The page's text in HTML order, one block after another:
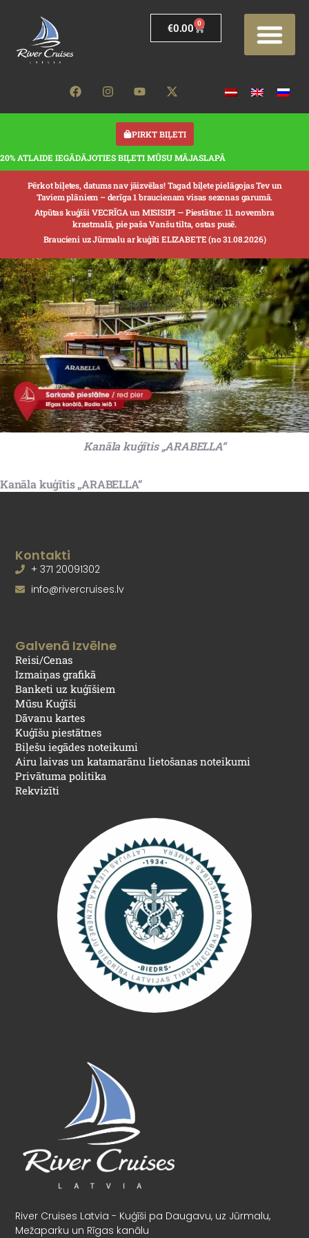
€0.00 0
PIRKT BIĻETI
20% ATLAIDE IEGĀDĀJOTIES BIĻETI MŪSU MĀJASLAPĀ
Pērkot biļetes, datums nav jāizvēlas! Tagad biļete pielāgojas Tev un
Taviem plāniem – derīga 1 braucienam visas sezonas garumā.
Atpūtas kuģīši VECRĪGA un MISISIPI —Piestātne: 11. novembra
krastmalā, pie paša Vanšu tilta, ostas pusē.
Braucieni uz Jūrmalu ar kuģīti ELIZABETE (no 31.08.2026)
Kanāla kuģītis „ARABELLA“
Kanāla kuģītis „ARABELLA“
River Cruises Latvia - Kuģīši pa Daugavu, uz Jūrmalu,
Mežaparku un Rīgas kanālu
Galvenā Izvēlne
Reisi/Cenas
Izmaiņas grafikā
Banketi uz kuģīšiem
Mūsu Kuģīši
Dāvanu kartes
Kuģīšu piestātnes
Biļešu iegādes noteikumi
Airu laivas un katamarānu lietošanas noteikumi
Privātuma politika
Rekvizīti
Kontakti
+ 371 20091302
info@rivercruises.lv